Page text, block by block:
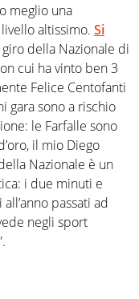
meglio una
altissimo. Si
giro della Nazionale di
cui ha vinto ben 3
Felice Centofanti
gara sono a rischio
le Farfalle sono
il mio Diego
Nazionale è un
i due minuti e
passati ad
negli sport